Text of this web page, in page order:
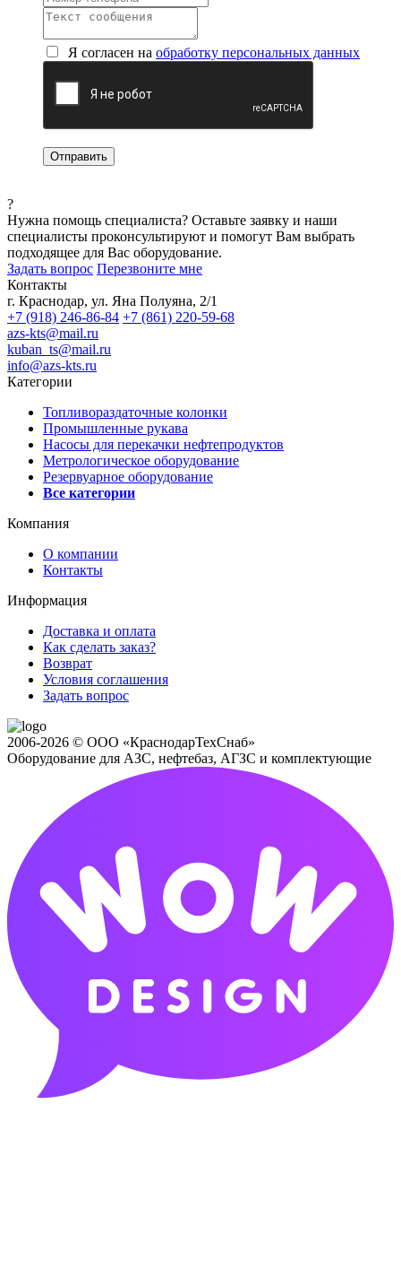
Я согласен на обработку персональных данных
?
Нужна помощь специалиста? Оставьте заявку и наши
специалисты проконсультируют и помогут Вам выбрать
подходящее для Вас оборудование.
Задать вопрос Перезвоните мне
Контакты
г. Краснодар, ул. Яна Полуяна, 2/1
+7 (918) 246-86-84 +7 (861) 220-59-68
azs-kts@mail.ru
kuban_ts@mail.ru
info@azs-kts.ru
Категории
Топливораздаточные колонки
Промышленные рукава
Насосы для перекачки нефтепродуктов
Метрологическое оборудование
Резервуарное оборудование
Все категории
Компания
О компании
Контакты
Информация
Доставка и оплата
Как сделать заказ?
Возврат
Условия соглашения
Задать вопрос
2006-2026 © ООО «КраснодарТехСнаб»
Оборудование для АЗС, нефтебаз, АГЗС и комплектующие